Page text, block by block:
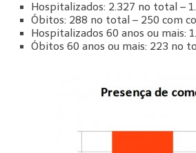
Hospitalizados: 2.327 no total –
Óbitos: 288 no total – 250 com
Hospitalizados 60 anos ou mais:
Óbitos 60 anos ou mais: 223 no